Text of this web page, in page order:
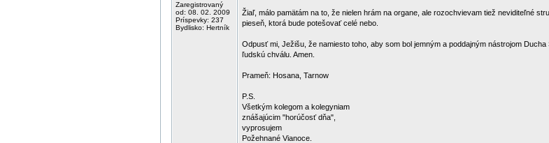
Zaregistrovaný
od: 08. 02. 2009
Príspevky: 237
Bydlisko: Hertník
Žiaľ, málo pamätám na to, že nielen hrám na organe, ale rozochvievam tiež neviditeľné
pieseň, ktorá bude potešovať celé nebo.
Odpusť mi, Ježišu, že namiesto toho, aby som bol jemným a poddajným nástrojom
ľudskú chválu. Amen.
Prameň: Hosana, Tarnow
P.S.
Všetkým kolegom a kolegyniam
znášajúcim "horúčosť dňa",
vyprosujem
Požehnané Vianoce.